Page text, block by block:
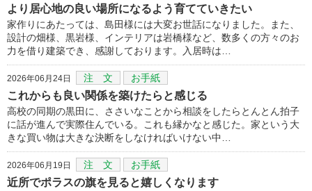
より居心地の良い場所になるよう育てていきたい
家作りにあたっては、島田様には大変お世話になりました。また、
設計の畑様、黒岩様、インテリアは岩橋様など、数多くの方々のお
力を借り建築でき、感謝しております。入居時は…
2026年06月24日 注 文 お手紙
これからも良い関係を築けたらと感じる
高校の同期の黒田に、ささいなことから相談をしたらとんとん拍子
に話が進んで実際住んでいる。これも縁かなと感じた。家という大
きな買い物は大きな決断をしなければいけない中…
2026年06月19日 注 文 お手紙
近所でポラスの旗を見ると嬉しくなります